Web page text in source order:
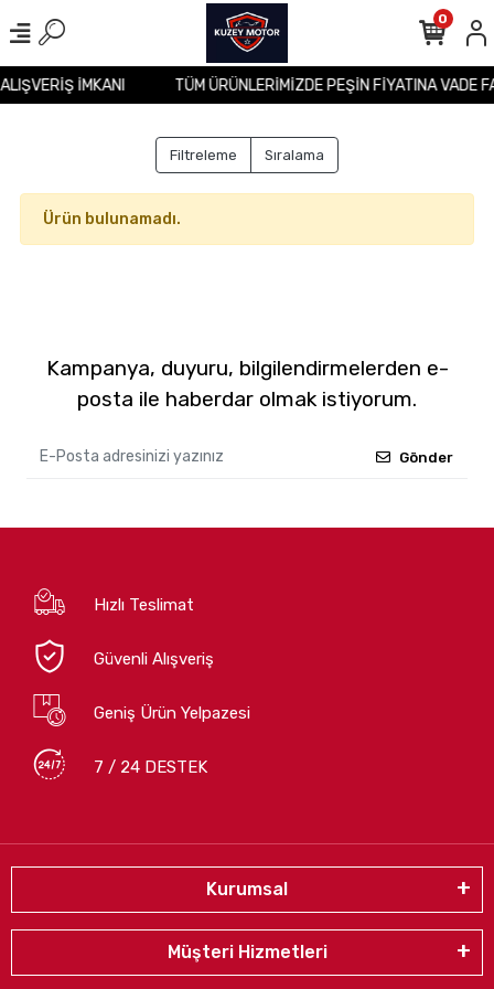
İMKANI TÜM ÜRÜNLERİMİZDE PEŞİN FİYATINA VADE
0
Filtreleme Sıralama
Ürün bulunamadı.
Kampanya, duyuru, bilgilendirmelerden e-
posta ile haberdar olmak istiyorum.
Gönder
Hızlı Teslimat
Güvenli Alışveriş
Geniş Ürün Yelpazesi
7 / 24 DESTEK
Kurumsal
Müşteri Hizmetleri